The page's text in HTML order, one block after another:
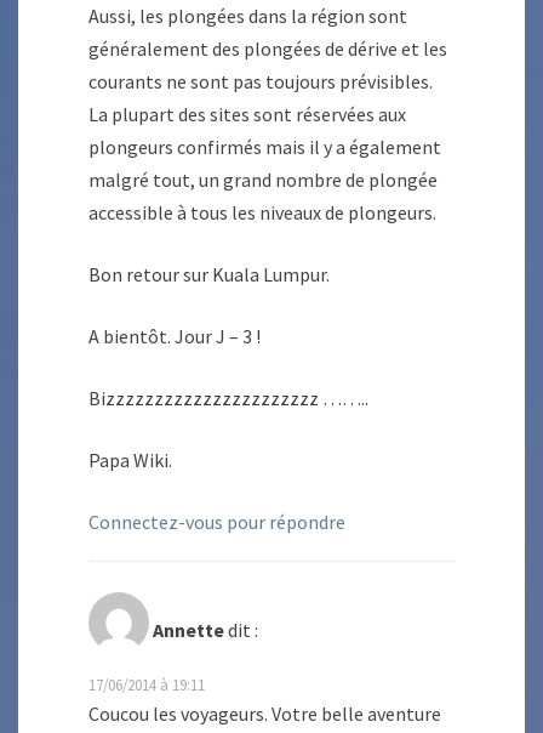
Aussi, les plongées dans la région sont
généralement des plongées de dérive et les
courants ne sont pas toujours prévisibles.
La plupart des sites sont réservées aux
plongeurs confirmés mais il y a également
malgré tout, un grand nombre de plongée
accessible à tous les niveaux de plongeurs.
Bon retour sur Kuala Lumpur.
A bientôt. Jour J – 3 !
Bizzzzzzzzzzzzzzzzzzzzzz ……..
Papa Wiki.
Connectez-vous pour répondre
Annettedit :
17/06/2014 à 19:11
Coucou les voyageurs. Votre belle aventure